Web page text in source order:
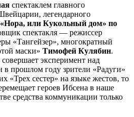
спектаклем главного
легендарного
«Нора, или Кукольный дом» по
спектакля — режиссер
«Тангейзер», многократный
маски» Тимофей Кулябин.
эксперимент над
в прошлом году зрители «Радуги»
«Трех сестер» на языке жестов, то
героев Ибсена в наше
средства коммуникации только